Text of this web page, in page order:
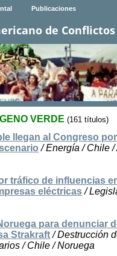
Publicaciones
de
VERDE (161 títulos)
llegan al Congreso
/ Energía / Chile /
tráfico de influencias
eléctricas/
para denunciar
Strakraft/ Destrucción
/ Chile / Noruega